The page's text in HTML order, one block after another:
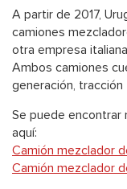
A partir de 2017,
camiones
otra empresa
Ambos camiones
generación,
Se puede encontrar
aquí:
Camión mezclador
Camión mezclador